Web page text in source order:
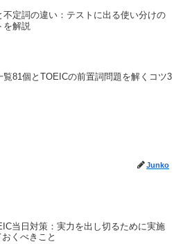
不定詞の違い：テストに出る使い分けの
を解説
覧81個とTOEICの前置詞問題を解くコツ3
Junko
当日対策：実力を出し切るために実施
おくべきこと